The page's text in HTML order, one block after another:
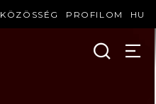
KÖZÖSSÉG PROFILOM HU